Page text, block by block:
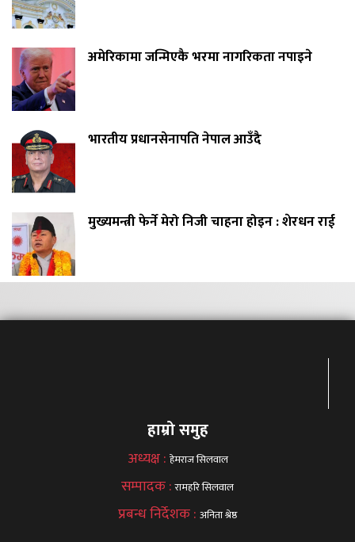
अमेरिकामा जन्मिएकै भरमा नागरिकता नपाइने
भारतीय प्रधानसेनापति नेपाल आउँदै
मुख्यमन्त्री फेर्ने मेरो निजी चाहना होइन : शेरधन राई
हाम्रो समुह
अध्यक्ष : हेमराज सिलवाल
सम्पादक :रामहरि सिलवाल
प्रबन्ध निर्देशक : अनिता श्रेष्ठ